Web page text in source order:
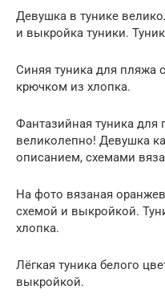
Девушка в тунике
и выкройка туники.
Синяя туника для пляжа
крючком из хлопка.
Фантазийная туника для
великолепно! Девушка
описанием, схемами
На фото вязаная
схемой и выкройкой.
хлопка.
Лёгкая туника белого
выкройкой.